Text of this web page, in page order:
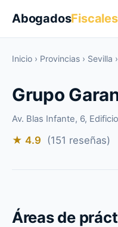
AbogadosFiscales
Inicio › Provincias › Sevilla ›
Grupo
Av. Blas Infante, 6,
★ 4.9 (151 reseñas)
Áreas de